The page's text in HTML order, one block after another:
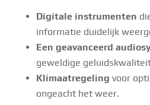
Digitale instrumenten
informatie duidelijk
Een geavanceerd
geweldige
Klimaatregeling voor
ongeacht het weer.